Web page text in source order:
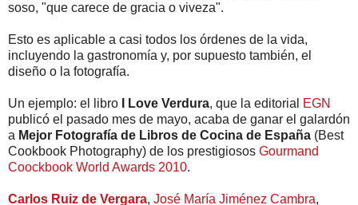
soso, "que carece de gracia o viveza".
Esto es aplicable a casi todos los órdenes de la vida,
incluyendo la gastronomía y, por supuesto también, el
diseño o la fotografía.
Un ejemplo: el libro I Love Verdura, que la editorial EGN
publicó el pasado mes de mayo, acaba de ganar el galardón
a Mejor Fotografía de Libros de Cocina de España (Best
Cookbook Photography) de los prestigiosos Gourmand
Coockbook World Awards 2010.
Carlos Ruiz de Vergara, José María Jiménez Cambra,